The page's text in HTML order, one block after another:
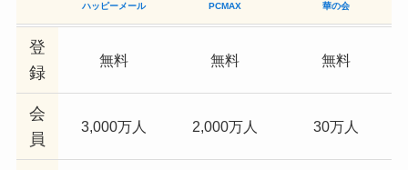
ハッピーメール PCMAX 華の会
登
録
無料 無料 無料
会
員
3,000万人 2,000万人 30万人